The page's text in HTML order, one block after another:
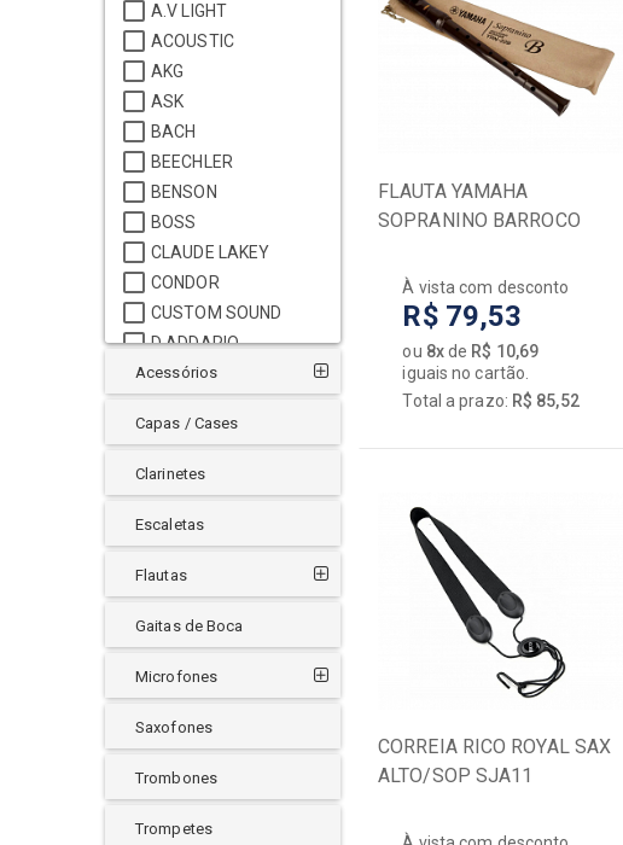
Interfaces de Audio
Mesas
[+] Ver todos
BAIXOS
Acessórios
Amplificadores
Baixos
Capas / Cases
Encordoamentos
Transmissores
Acessórios
Amplificadores
Bandolim
Cabos
Capas / Cases
Cavaquinho
Encordoamentos
Guitalele
[+] Ver todos
A.V LIGHT
ACOUSTIC
AKG
ASK
BACH
BEECHLER
BENSON
BOSS
CLAUDE LAKEY
CONDOR
CUSTOM SOUND
D ADDARIO
DOLPHIN
DUNLOP
FAST
FENDER
FREE SAX
GATOR
HERCO
HERCULES
HERING
HOHNER
HORNER
Acessórios
Capas / Cases
Clarinetes
Escaletas
Flautas
Gaitas de Boca
Microfones
Saxofones
Trombones
Trompetes
FLAUTA YAMAHA
SOPRANINO BARROCO
À vista com desconto
R$ 79,53
ou 8xde R$ 10,69
iguais no cartão.
Total a prazo: R$ 85,52
CORREIA RICO ROYAL SAX
ALTO/SOP SJA11